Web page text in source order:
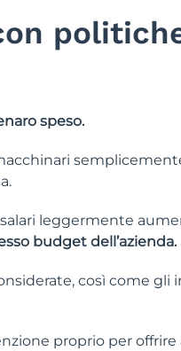
speso.
leggermente
budget dell’azienda.
così come gli
proprio per offrire